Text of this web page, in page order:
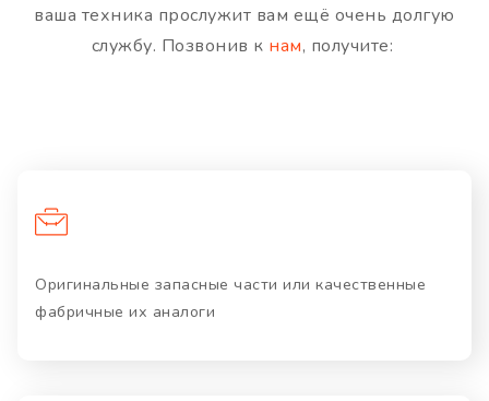
ваша техника прослужит вам ещё очень долгую
службу. Позвонив к нам, получите:
Оригинальные запасные части или качественные
фабричные их аналоги